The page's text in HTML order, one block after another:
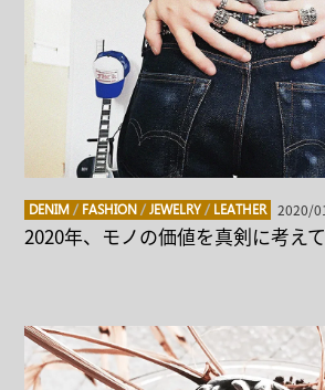
DENIM / FASHION /JEWELRY / LEATHER 2020/
2020年、モノの価値を真剣に考え